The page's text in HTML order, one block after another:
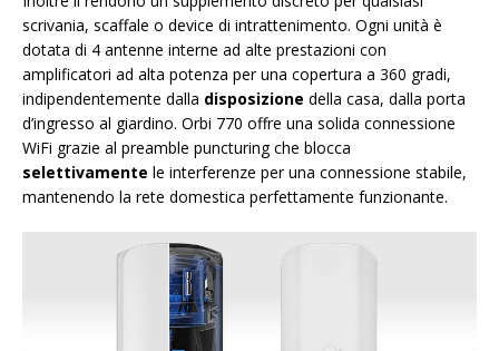
scrivania, scaffale o device di intrattenimento. Ogni unità è
dotata di 4 antenne interne ad alte prestazioni con
amplificatori ad alta potenza per una copertura a 360 gradi,
indipendentemente dalla disposizione della casa, dalla porta
d’ingresso al giardino. Orbi 770 offre una solida connessione
WiFi grazie al preamble puncturing che blocca
selettivamente le interferenze per una connessione stabile,
mantenendo la rete domestica perfettamente funzionante.